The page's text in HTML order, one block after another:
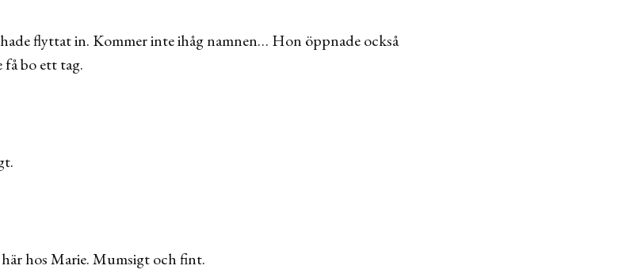
flyttat in. Kommer inte ihåg namnen… Hon öppnade också
bo ett tag.
hos Marie. Mumsigt och fint.